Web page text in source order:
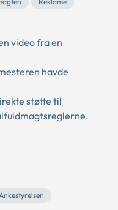
video fra en
havde
støtte til
Ankestyrelsen